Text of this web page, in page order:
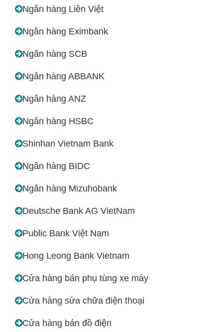
Ngân hàng Liên Việt
Ngân hàng Eximbank
Ngân hàng SCB
Ngân hàng ABBANK
Ngân hàng ANZ
Ngân hàng HSBC
Shinhan Vietnam Bank
Ngân hàng BIDC
Ngân hàng Mizuhobank
Deutsche Bank AG VietNam
Public Bank Việt Nam
Hong Leong Bank Vietnam
Cửa hàng bán phụ tùng xe máy
Cửa hàng sửa chữa điện thoại
Cửa hàng bán đồ điện